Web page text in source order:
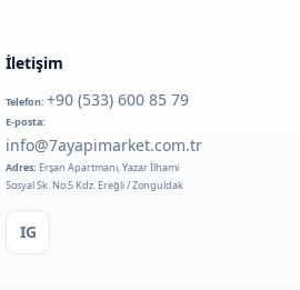
İletişim
Telefon: +90 (533) 600 85 79
E-posta:
info@7ayapimarket.com.tr
Adres: Erşan Apartmanı, Yazar İlhami
Sosyal Sk. No:5 Kdz. Ereğli / Zonguldak
IG